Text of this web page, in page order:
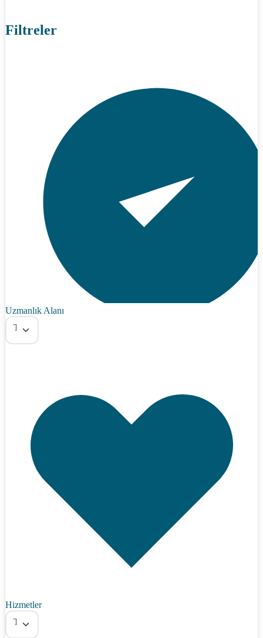
Filtreler
Uzmanlık Alanı
Tümü
Hizmetler
Tümü